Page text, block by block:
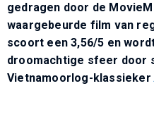
gedragen door de
waargebeurde film van
scoort een 3,56/5 en
droomachtige sfeer door
Vietnamoorlog-klassieker